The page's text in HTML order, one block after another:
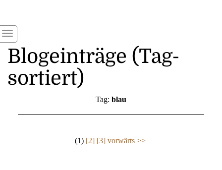
Blogeinträge (Tag-
sortiert)
Tag: blau
(1) [2] [3] vorwärts >>